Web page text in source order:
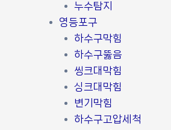
누수탐지
영등포구
하수구막힘
하수구뚫음
씽크대막힘
싱크대막힘
변기막힘
하수구고압세척